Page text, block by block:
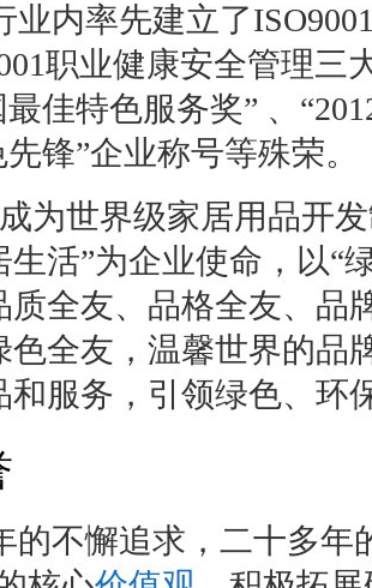
业内率先建立了
职业健康安全管理三
最佳特色服务奖” 、
锋”企业称号等殊荣。
成为世界级家居用品开
生活”为企业使命，以“
质全友、品格全友、品
色全友，温馨世界的品
和服务，引领绿色、环
的不懈追求，二十多年